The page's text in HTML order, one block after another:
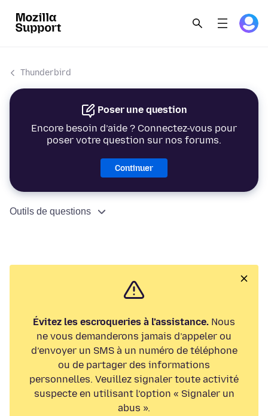
Thunderbird
Poser une question
Encore besoin d’aide ? Connectez-vous pour
poser votre question sur nos forums.
Continuer
Outils de questions
Évitez les escroqueries à l’assistance. Nous
ne vous demanderons jamais d’appeler ou
d’envoyer un SMS à un numéro de téléphone
ou de partager des informations
personnelles. Veuillez signaler toute activité
suspecte en utilisant l’option « Signaler un
abus ».